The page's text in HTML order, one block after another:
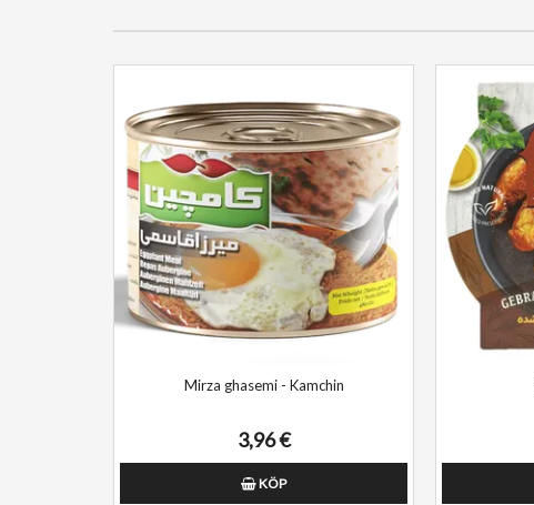
Mirza ghasemi - Kamchin
3,96 €
KÖP